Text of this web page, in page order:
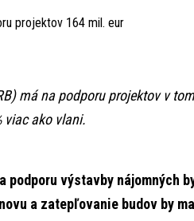
má na podporu projektov v
viac ako vlani.
podporu výstavby nájomných
a zatepľovanie budov by